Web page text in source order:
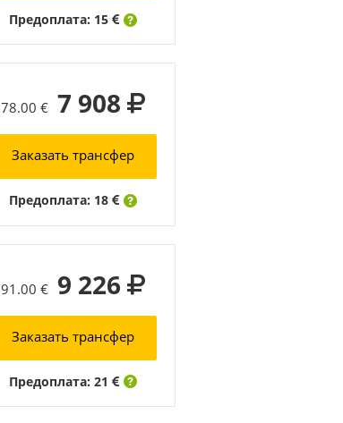
Предоплата: 15
78.00 € 7 908
Заказать трансфер
Предоплата: 18
91.00 € 9 226
Заказать трансфер
Предоплата: 21